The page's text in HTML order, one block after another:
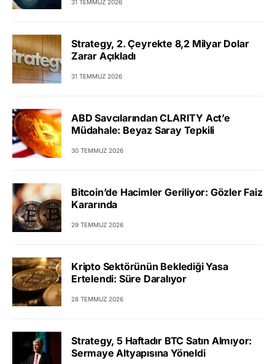
31 TEMMUZ 2026
Strategy, 2. Çeyrekte 8,2 Milyar Dolar
Zarar Açıkladı
31 TEMMUZ 2026
ABD Savcılarından CLARITY Act’e
Müdahale: Beyaz Saray Tepkili
30 TEMMUZ 2026
Bitcoin’de Hacimler Geriliyor: Gözler Faiz
Kararında
29 TEMMUZ 2026
Kripto Sektörünün Beklediği Yasa
Ertelendi: Süre Daralıyor
28 TEMMUZ 2026
Strategy, 5 Haftadır BTC Satın Almıyor:
Sermaye Altyapısına Yöneldi